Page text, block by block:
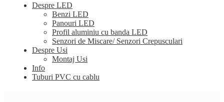
Despre LED
Benzi LED
Panouri LED
Profil aluminiu cu banda LED
Senzori de Miscare/ Senzori Crepusculari
Despre Usi
Montaj Usi
Info
Tuburi PVC cu cablu